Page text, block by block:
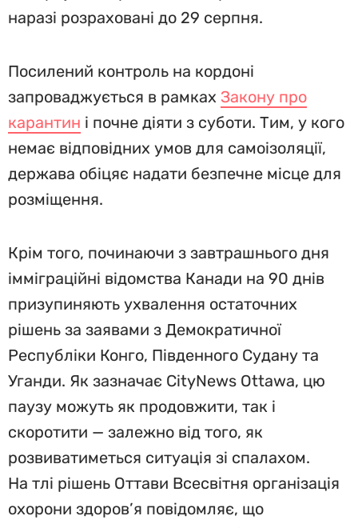
наразі розраховані до 29 серпня.
Посилений контроль на кордоні
запроваджується в рамках Закону про
карантин і почне діяти з суботи. Тим, у кого
немає відповідних умов для самоізоляції,
держава обіцяє надати безпечне місце для
розміщення.
Крім того, починаючи з завтрашнього дня
імміграційні відомства Канади на 90 днів
призупиняють ухвалення остаточних
рішень за заявами з Демократичної
Республіки Конго, Південного Судану та
Уганди. Як зазначає CityNews Ottawa, цю
паузу можуть як продовжити, так і
скоротити — залежно від того, як
розвиватиметься ситуація зі спалахом.
На тлі рішень Оттави Всесвітня організація
охорони здоров’я повідомляє, що